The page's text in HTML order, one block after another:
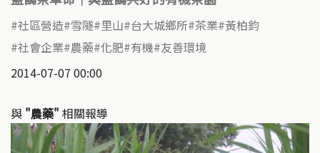
社區營造 雪隧 里山 台大城鄉所 茶業 黃柏鈞
社會企業 農藥 化肥 有機 友善環境
2014-07-07 00:00
與 "農藥" 相關報導